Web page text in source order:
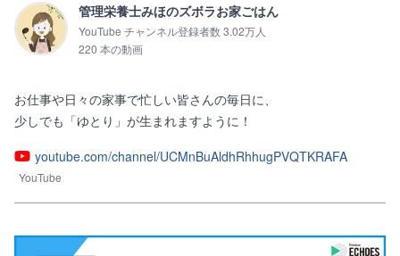
管理栄養士みほのズボラお家ごはん
YouTube チャンネル登録者数 3.02万人
220 本の動画
お仕事や日々の家事で忙しい皆さんの毎日に、
少しでも「ゆとり」が生まれますように！
youtube.com/channel/UCMnBuAldhRhhugPVQTKRAFA
YouTube